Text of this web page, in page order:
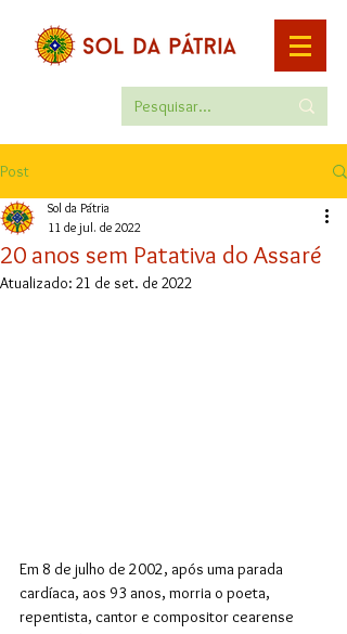
Post
20 anos sem Patativa do Assaré
Sol da Pátria
11 de jul. de 2022
Atualizado: 21 de set. de 2022
Em 8 de julho de 2002, após uma parada
cardíaca, aos 93 anos, morria o poeta,
repentista, cantor e compositor cearense